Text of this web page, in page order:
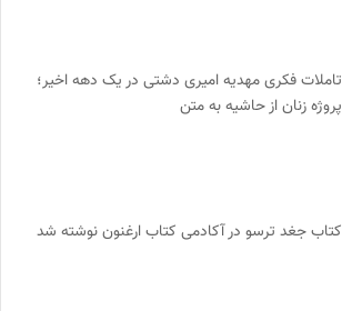
تاملات فکری مهدیه امیری دشتی در یک دهه اخیر؛
پروژه زنان از حاشیه به متن
کتاب جغد ترسو در آکادمی کتاب ارغنون نوشته شد